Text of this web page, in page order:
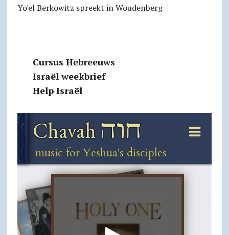
Yo'el Berkowitz spreekt in Woudenberg
Cursus Hebreeuws
Israël weekbrief
Help Israël